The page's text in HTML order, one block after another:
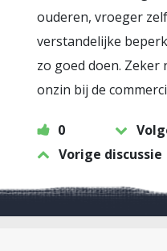
ouderen, vroeger
verstandelijke
zo goed doen. Zeker
onzin bij de
0
Vorige discussie